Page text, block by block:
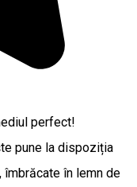
perfect!
pune la dispoziția
îmbrăcate în lemn de